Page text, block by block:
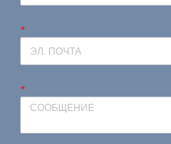
*
*